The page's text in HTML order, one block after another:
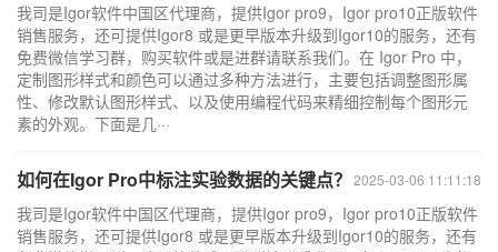
我司是Igor软件中国区代理商，提供Igor pro9，Igor pro10正版软件
销售服务，还可提供Igor8 或是更早版本升级到Igor10的服务，还有
免费微信学习群，购买软件或是进群请联系我们。在 Igor Pro 中，
定制图形样式和颜色可以通过多种方法进行，主要包括调整图形属
性、修改默认图形样式、以及使用编程代码来精细控制每个图形元
素的外观。下面是几···
2025-03-06 11:11:18
如何在Igor Pro中标注实验数据的关键点？
我司是Igor软件中国区代理商，提供Igor pro9，Igor pro10正版软件
销售服务，还可提供Igor8 或是更早版本升级到Igor10的服务，还有